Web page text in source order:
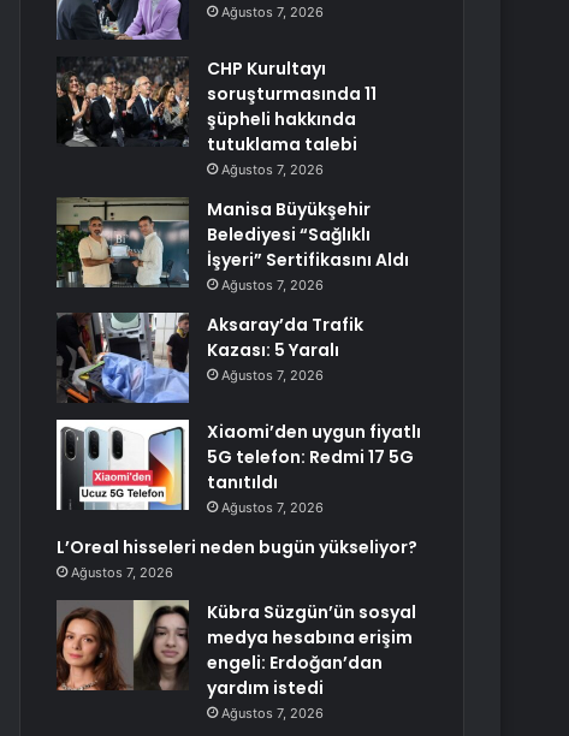
Ağustos 7, 2026
CHP Kurultayı
soruşturmasında 11
şüpheli hakkında
tutuklama talebi
Ağustos 7, 2026
Manisa Büyükşehir
Belediyesi “Sağlıklı
İşyeri” Sertifikasını Aldı
Ağustos 7, 2026
Aksaray’da Trafik
Kazası: 5 Yaralı
Ağustos 7, 2026
Xiaomi’den uygun fiyatlı
5G telefon: Redmi 17 5G
tanıtıldı
Ağustos 7, 2026
L’Oreal hisseleri neden bugün yükseliyor?
Ağustos 7, 2026
Kübra Süzgün’ün sosyal
medya hesabına erişim
engeli: Erdoğan’dan
yardım istedi
Ağustos 7, 2026